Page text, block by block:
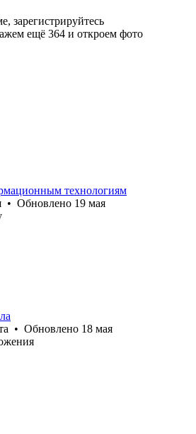
зарегистрируйтесь
ещё 364 и откроем фото
технологиям
• Обновлено 19 мая
• Обновлено 18 мая